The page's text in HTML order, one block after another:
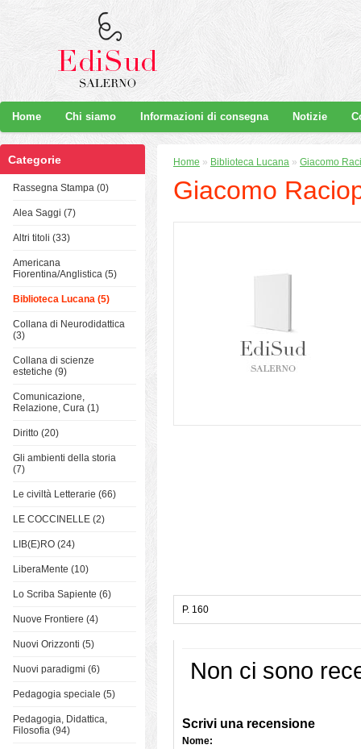
Home Chi siamo Informazioni di consegna Notizie
Categorie
Rassegna Stampa (0)
Alea Saggi (7)
Altri titoli (33)
Americana
Fiorentina/Anglistica (5)
Biblioteca Lucana (5)
Collana di Neurodidattica
(3)
Collana di scienze
estetiche (9)
Comunicazione,
Relazione, Cura (1)
Diritto (20)
Gli ambienti della storia
(7)
Le civiltà Letterarie (66)
LE COCCINELLE (2)
LIB(E)RO (24)
LiberaMente (10)
Lo Scriba Sapiente (6)
Nuove Frontiere (4)
Nuovi Orizzonti (5)
Nuovi paradigmi (6)
Pedagogia speciale (5)
Pedagogia, Didattica,
Filosofia (94)
Home » Biblioteca Lucana » Giacomo
Giacomo
P. 160
Non ci sono
Scrivi una recensione
Nome: